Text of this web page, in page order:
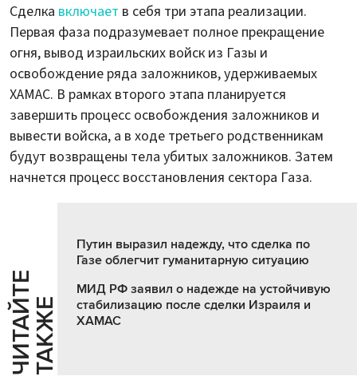
Сделка включает в себя три этапа реализации.
Первая фаза подразумевает полное прекращение
огня, вывод израильских войск из Газы и
освобождение ряда заложников, удерживаемых
ХАМАС. В рамках второго этапа планируется
завершить процесс освобождения заложников и
вывести войска, а в ходе третьего родственникам
будут возвращены тела убитых заложников. Затем
начнется процесс восстановления сектора Газа.
Ч
И
Т
АЙ
Т
Е
Т
А
К
ЖЕ
Путин выразил надежду, что сделка по
Газе облегчит гуманитарную ситуацию
МИД РФ заявил о надежде на устойчивую
стабилизацию после сделки Израиля и
ХАМАС